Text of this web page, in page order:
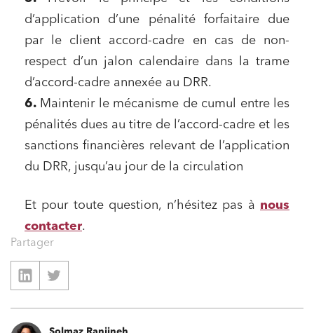
d’application d’une pénalité forfaitaire due
par le client accord-cadre en cas de non-
respect d’un jalon calendaire dans la trame
d’accord-cadre annexée au DRR.
6. Maintenir le mécanisme de cumul entre les
pénalités dues au titre de l’accord-cadre et les
sanctions financières relevant de l’application
du DRR, jusqu’au jour de la circulation
Et pour toute question, n’hésitez pas à nous
contacter.
Partager